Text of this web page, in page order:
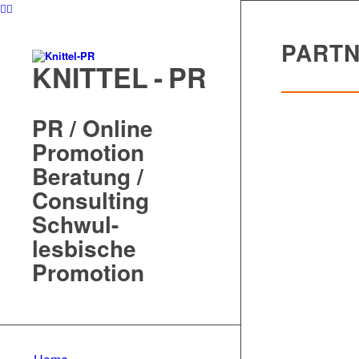
KNITTEL - PR
PR / Online
Promotion
Beratung /
Consulting
Schwul-
lesbische
Promotion